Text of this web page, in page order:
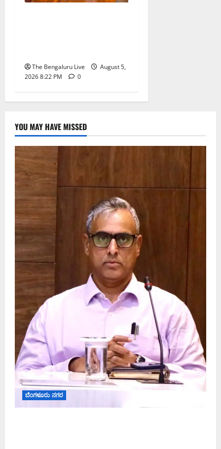
The Bengaluru Live
August 5,
2026 8:22 PM
0
YOU MAY HAVE MISSED
ಬೆಂಗಳೂರು ನಗರ